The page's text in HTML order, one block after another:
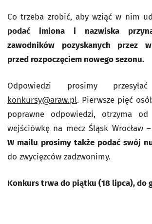
Co trzeba zrobić, aby wziąć w nim
podać imiona i nazwiska
zawodników pozyskanych przez
przed rozpoczęciem nowego sezonu.
Odpowiedzi prosimy
konkursy@araw.pl. Pierwsze pięć
poprawne odpowiedzi, otrzyma
wejściówkę na mecz Śląsk Wrocław
W mailu prosimy także podać swój
do zwycięzców zadzwonimy.
Konkurs trwa do piątku (18 lipca), do